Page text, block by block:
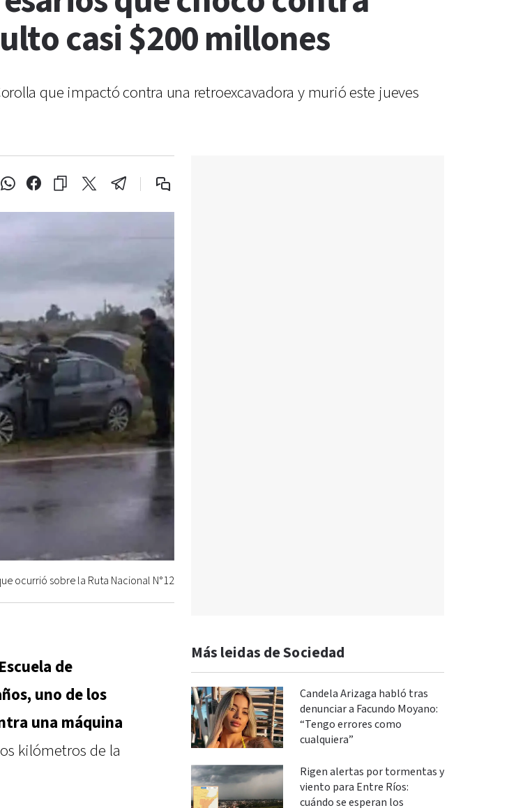
casi $200 millones
que impactó contra una retroexcavadora y murió este jueves
ocurrió sobre la Ruta Nacional N°12
de
uno de los
una máquina
kilómetros de la
Más leidas de Sociedad
Candela Arizaga habló tras
denunciar a Facundo Moyano:
“Tengo errores como
cualquiera”
Rigen alertas por tormentas y
viento para Entre Ríos:
cuándo se esperan los